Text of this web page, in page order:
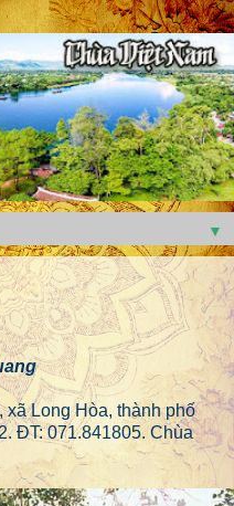
▼
Long Hòa, thành phố
ĐT: 071.841805. Chùa